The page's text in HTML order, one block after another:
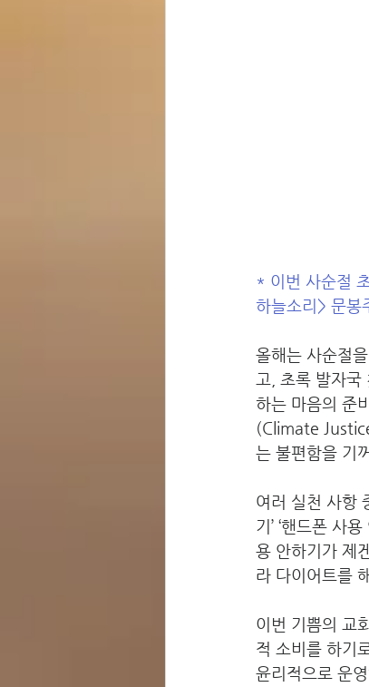
* 이번 사순절
하늘소리> 문봉
올해는 사순절
고, 초록 발자국
하는 마음의 준
(Climate
는 불편함을 기
여러 실천 사항
기’ ‘핸드폰 사
용 안하기가 제
라 다이어트를
이번 기쁨의 교
적 소비를 하기
윤리적으로 운